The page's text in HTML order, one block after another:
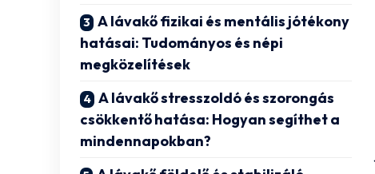
A lávakő fizikai és mentális jótékony
hatásai: Tudományos és népi
megközelítések
A lávakő stresszoldó és szorongás
csökkentő hatása: Hogyan segíthet a
mindennapokban?